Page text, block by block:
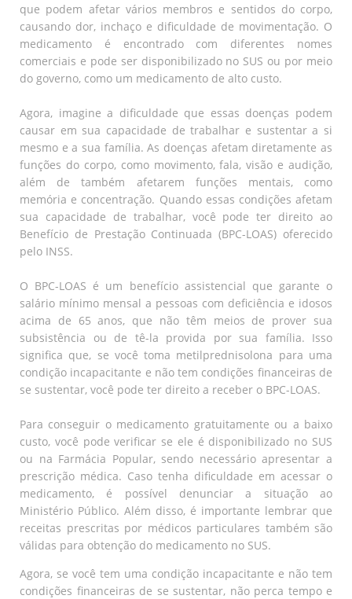
que podem afetar vários membros e sentidos do corpo,
causando dor, inchaço e dificuldade de movimentação. O
medicamento é encontrado com diferentes nomes
comerciais e pode ser disponibilizado no SUS ou por meio
do governo, como um medicamento de alto custo.
Agora, imagine a dificuldade que essas doenças podem
causar em sua capacidade de trabalhar e sustentar a si
mesmo e a sua família. As doenças afetam diretamente as
funções do corpo, como movimento, fala, visão e audição,
além de também afetarem funções mentais, como
memória e concentração. Quando essas condições afetam
sua capacidade de trabalhar, você pode ter direito ao
Benefício de Prestação Continuada (BPC-LOAS) oferecido
pelo INSS.
O BPC-LOAS é um benefício assistencial que garante o
salário mínimo mensal a pessoas com deficiência e idosos
acima de 65 anos, que não têm meios de prover sua
subsistência ou de tê-la provida por sua família. Isso
significa que, se você toma metilprednisolona para uma
condição incapacitante e não tem condições financeiras de
se sustentar, você pode ter direito a receber o BPC-LOAS.
Para conseguir o medicamento gratuitamente ou a baixo
custo, você pode verificar se ele é disponibilizado no SUS
ou na Farmácia Popular, sendo necessário apresentar a
prescrição médica. Caso tenha dificuldade em acessar o
medicamento, é possível denunciar a situação ao
Ministério Público. Além disso, é importante lembrar que
receitas prescritas por médicos particulares também são
válidas para obtenção do medicamento no SUS.
Agora, se você tem uma condição incapacitante e não tem
condições financeiras de se sustentar, não perca tempo e